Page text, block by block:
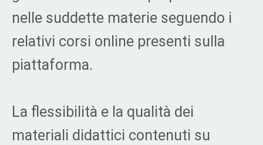
nelle suddette materie seguendo i
relativi corsi online presenti sulla
piattaforma.
La flessibilità e la qualità dei
materiali didattici contenuti su